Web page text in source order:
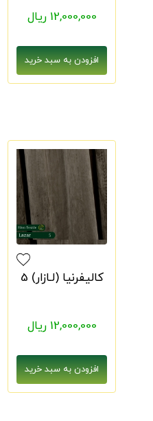
12,000,000 ریال
کالیفرنیا (لـازار) 5
12,000,000 ریال